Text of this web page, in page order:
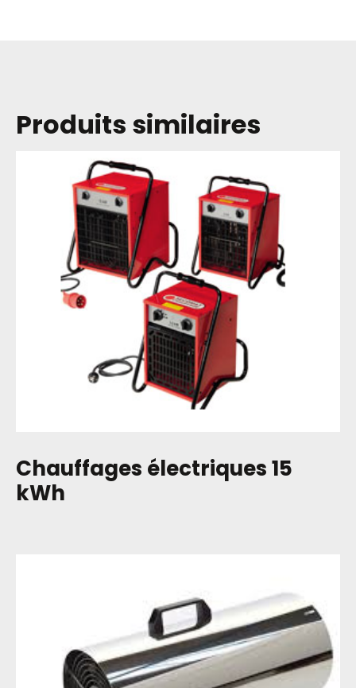
Produits similaires
Chauffages électriques 15
kWh